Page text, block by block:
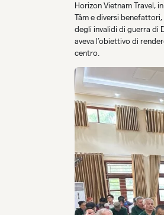
Horizon Vietnam Travel,
Tâm e diversi
degli invalidi di guerra di
aveva l’obiettivo di
centro.